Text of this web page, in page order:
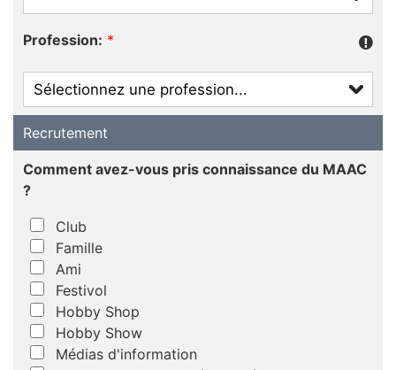
Profession: *
Recrutement
Comment avez-vous pris connaissance du MAAC
?
Club
Famille
Ami
Festivol
Hobby Shop
Hobby Show
Médias d'information